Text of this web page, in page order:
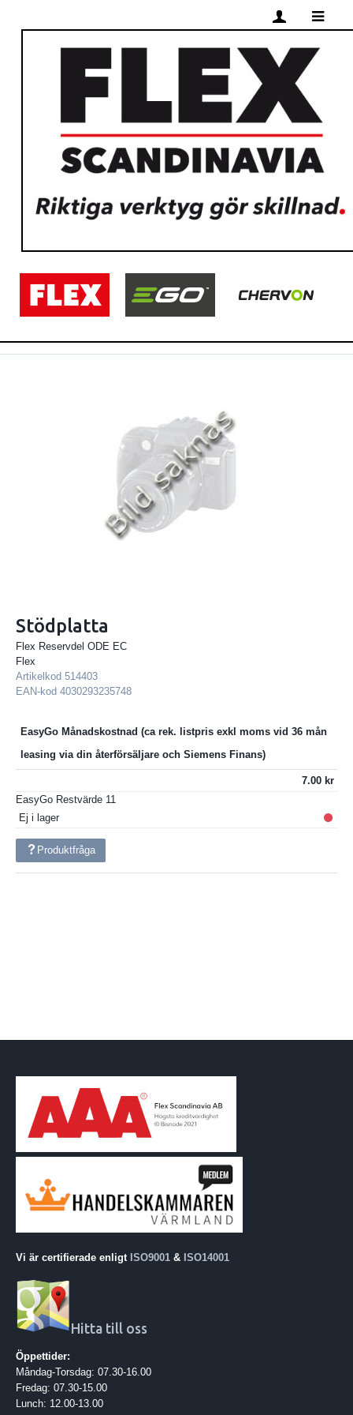
Stödplatta
Flex Reservdel ODE EC
Flex
Artikelkod 514403
EAN-kod 4030293235748
EasyGo Månadskostnad
7.00
EasyGo Restvärde 11
Ej i lager
Produktfråga
Vi är certifierade enligt ISO9001 & ISO14001
Hitta till oss
Öppettider:
Måndag-Torsdag: 07.30-16.00
Fredag: 07.30-15.00
Lunch: 12.00-13.00